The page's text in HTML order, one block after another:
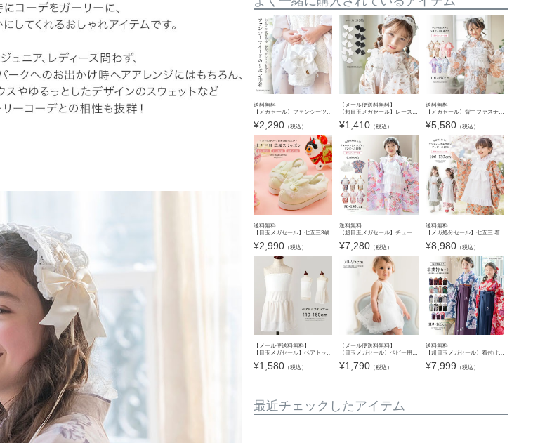
送料無料
【メガセール】ファンシーツイードのリボン巾着 フォーマル 子供用 和装 洋装 七五三 パーティーバッグ ミニバッグ 巾着バッグ 小さめ 子ども キッズ ハンドバッグ 小物 白 TAK キャサリンコテージ
¥2,290（税込）
【メール便送料無料】
【超目玉メガセール】レースつけ袖 アクセサリー レディース キッズ その他ファッション小物 付け袖 浴衣 着物 和装小物 白 黒 キャサリンコテージ YUP12《メール便優先商品》
¥1,410 （税込）
送料無料
【メガセール】背中ファスナー チュールビスチェレイヤード風浴衣 キッズ オールインワン浴衣 着付け簡単 花柄 チェック柄 女の子 子供浴衣 小学生 親子お揃い キャサリンコテージ TAK
¥5,580（税込）
送料無料
【目玉メガセール】七五三3歳7歳女児 草履 うさぎファースリッポン 白 サンダル 和装 履物 TAK
¥2,990（税込）
送料無料
【超目玉メガセール】チュールフリルエプロン+着物ワンピースセット 七五三 753 女の子 キッズ 被布エプロン エプロン着物 着物風 アンティーク柄 花柄 古典柄 赤 ピンク オレンジ 青 キャサリンコテー
¥7,280 （税込）
送料無料
【メガ処分セール】七五三 着物 3歳 7歳 女の子 フルセット 被布セット エプロン レトロモダン アンティーク風 簡単着付け 写真映え ドレス 衣装 お祝い着 和装 前撮り 撮影 お正月 ひな祭り 雛祭り 子
¥8,980（税込）
【メール便送料無料】
【目玉メガセール】ベアトップ インナー カップ付き スカート付き 子供ドレス 肌着 ダンス 下着 YUP12 フォーマル パニエ・ペチコート《メール便優先商品》
¥1,580（税込）
【メール便送料無料】
【目玉メガセール】ベビー用肌着 肩ひも付きベビードレスインナーペチコートYUP12《メール便優先商品》
¥1,790 （税込）
送料無料
【超目玉メガセール】着付け簡単袴セット 小学校 卒業式 卒園式 年長袴 保育園 幼稚園 女の子 着付け簡単袴セット 刺繍入り 京都絵師描き下ろし本格柄 和装 着物 七五三 TAK [在庫限り]
¥7,999 （税込）
最近チェックしたアイテム